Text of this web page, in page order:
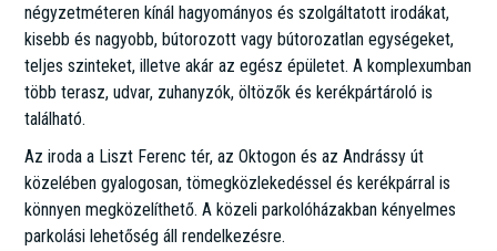
négyzetméteren kínál hagyományos és szolgáltatott irodákat,
kisebb és nagyobb, bútorozott vagy bútorozatlan egységeket,
teljes szinteket, illetve akár az egész épületet. A komplexumban
több terasz, udvar, zuhanyzók, öltözők és kerékpártároló is
található.
Az iroda a Liszt Ferenc tér, az Oktogon és az Andrássy út
közelében gyalogosan, tömegközlekedéssel és kerékpárral is
könnyen megközelíthető. A közeli parkolóházakban kényelmes
parkolási lehetőség áll rendelkezésre.